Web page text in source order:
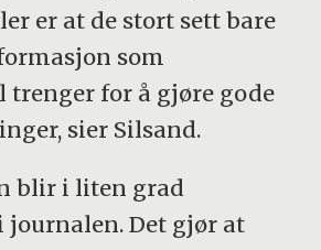
er at de stort sett bare
som
trenger for å gjøre gode
sier Silsand.
blir i liten grad
Det gjør at